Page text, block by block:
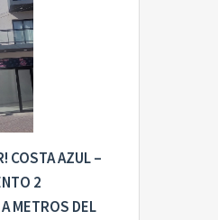
COSTA AZUL –
2
METROS DEL